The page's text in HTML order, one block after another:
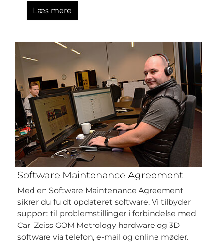
Læs mere
Software Maintenance Agreement
Med en Software Maintenance Agreement
sikrer du fuldt opdateret software. Vi tilbyder
support til problemstillinger i forbindelse med
Carl Zeiss GOM Metrology hardware og 3D
software via telefon, e-mail og online møder.